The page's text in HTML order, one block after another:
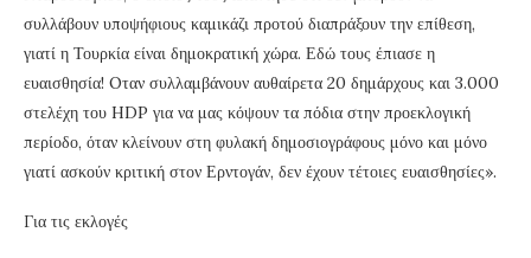
συλλάβουν υποψήφιους καμικάζι προτού διαπράξουν την επίθεση,
γιατί η Τουρκία είναι δημοκρατική χώρα. Εδώ τους έπιασε η
ευαισθησία! Oταν συλλαμβάνουν αυθαίρετα 20 δημάρχους και 3.000
στελέχη του HDP για να μας κόψουν τα πόδια στην προεκλογική
περίοδο, όταν κλείνουν στη φυλακή δημοσιογράφους μόνο και μόνο
γιατί ασκούν κριτική στον Ερντογάν, δεν έχουν τέτοιες ευαισθησίες».
Για τις εκλογές